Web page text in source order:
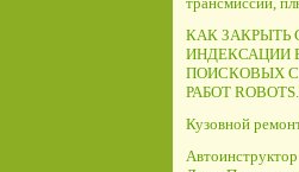
КАК ЗАКРЫТЬ
ИНДЕКСАЦИИ
ПОИСКОВЫХ
РАБОТ
Кузовной
Автоинструктор